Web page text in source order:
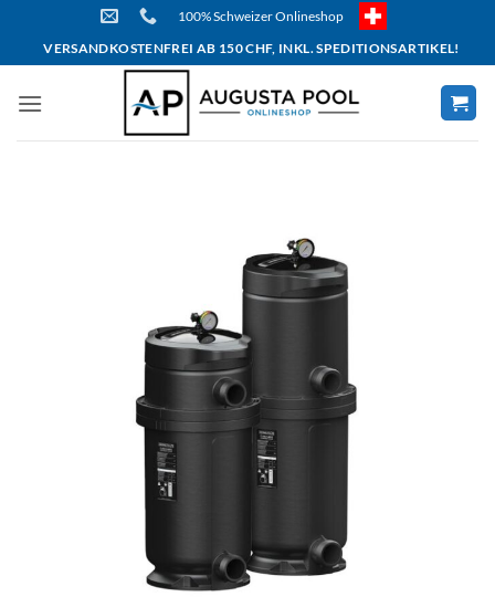
content
100% Schweizer Onlineshop
VERSANDKOSTENFREI AB 150 CHF, INKL. SPEDITIONSARTIKEL!